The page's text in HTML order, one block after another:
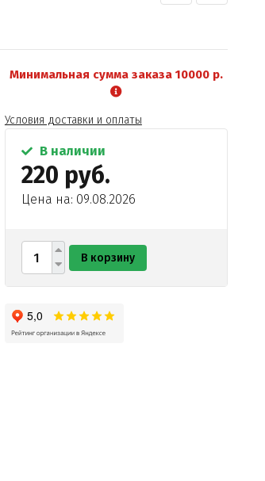
Минимальная сумма заказа 10000 р.
Условия доставки и оплаты
В наличии
220 руб.
Цена на: 09.08.2026
В корзину